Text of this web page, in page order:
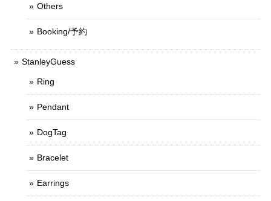
Others
Booking/予約
StanleyGuess
Ring
Pendant
DogTag
Bracelet
Earrings